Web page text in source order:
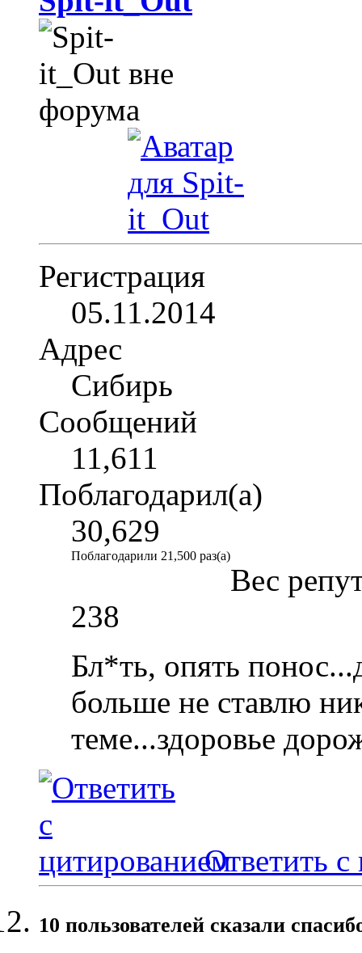
Регистрация
05.11.2014
Адрес
Сибирь
Сообщений
11,611
Поблагодарил(а)
30,629
Поблагодарили 21,500 раз(а)
Вес
238
Бл*ть, опять
больше не ставлю
теме...здоровье
Ответить с
10 пользователей сказали